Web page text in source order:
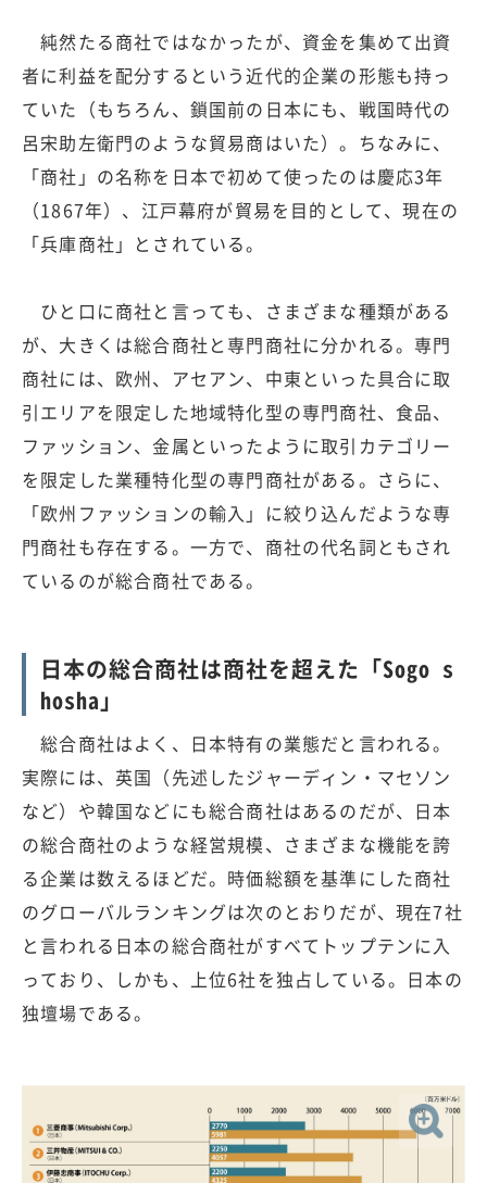
純然たる商社ではなかったが、資金を集めて出資
者に利益を配分するという近代的企業の形態も持っ
ていた（もちろん、鎖国前の日本にも、戦国時代の
呂宋助左衛門のような貿易商はいた）。ちなみに、
「商社」の名称を日本で初めて使ったのは慶応3年
（1867年）、江戸幕府が貿易を目的として、現在の
「兵庫商社」とされている。
ひと口に商社と言っても、さまざまな種類がある
が、大きくは総合商社と専門商社に分かれる。専門
商社には、欧州、アセアン、中東といった具合に取
引エリアを限定した地域特化型の専門商社、食品、
ファッション、金属といったように取引カテゴリー
を限定した業種特化型の専門商社がある。さらに、
「欧州ファッションの輸入」に絞り込んだような専
門商社も存在する。一方で、商社の代名詞ともされ
ているのが総合商社である。
日本の総合商社は商社を超えた「Sogo s
hosha」
総合商社はよく、日本特有の業態だと言われる。
実際には、英国（先述したジャーディン・マセソン
など）や韓国などにも総合商社はあるのだが、日本
の総合商社のような経営規模、さまざまな機能を誇
る企業は数えるほどだ。時価総額を基準にした商社
のグローバルランキングは次のとおりだが、現在7社
と言われる日本の総合商社がすべてトップテンに入
っており、しかも、上位6社を独占している。日本の
独壇場である。